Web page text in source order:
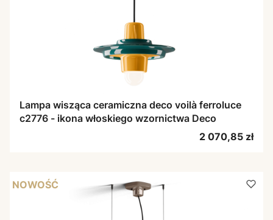
Lampa wisząca ceramiczna deco voilà ferroluce
c2776 - ikona włoskiego wzornictwa Deco
Cena
2 070,85 zł
NOWOŚĆ